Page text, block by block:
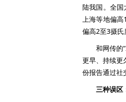
陆我国。全国
上海等地偏
偏高2至3摄氏
和网传的
更早、持续更
份报告通过社
三种误区